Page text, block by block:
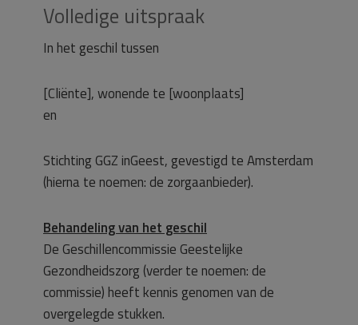
Volledige uitspraak
In het geschil tussen
[Cliënte], wonende te [woonplaats]
en
Stichting GGZ inGeest, gevestigd te Amsterdam
(hierna te noemen: de zorgaanbieder).
Behandeling van het geschil
De Geschillencommissie Geestelijke
Gezondheidszorg (verder te noemen: de
commissie) heeft kennis genomen van de
overgelegde stukken.